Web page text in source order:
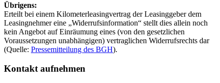
Übrigens:
Erteilt bei einem Kilometerleasingvertrag der Leasinggeber dem
Leasingnehmer eine „Widerrufsinformation“ stellt dies allein noch
kein Angebot auf Einräumung eines (von den gesetzlichen
Voraussetzungen unabhängigen) vertraglichen Widerrufsrechts dar
(Quelle: Pressemitteilung des BGH).
Kontakt aufnehmen